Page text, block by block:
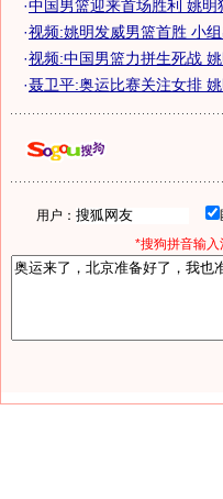
·中国男篮迎来首场胜利 姚明
·视频:姚明发威男篮首胜 小
·视频:中国男篮力拼生死战
·聂卫平:奥运比赛关注女排
用户：
*搜狗拼音输